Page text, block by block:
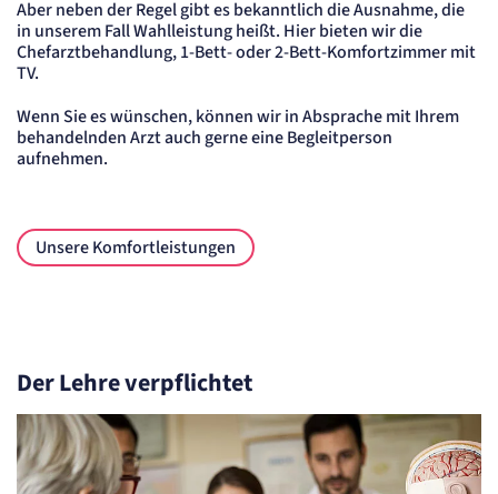
Aber neben der Regel gibt es bekanntlich die Ausnahme, die
in unserem Fall Wahlleistung heißt. Hier bieten wir die
Chefarztbehandlung, 1-Bett- oder 2-Bett-Komfortzimmer mit
TV.
Wenn Sie es wünschen, können wir in Absprache mit Ihrem
behandelnden Arzt auch gerne eine Begleitperson
aufnehmen.
Unsere Komfortleistungen
Der Lehre verpflichtet
Speichert die User-ID. Hierdurch wird fgestgelegt, welche Rufnummer(n) der Nutzer
angezeigt bekommt.
Cookie Laufzeit:
Matelso Telefontracking
Name:
Zweck:
Registriert den initialen Einstiegspunkt des Nutzers auf unserer Webseite.
Name:
Anbieter:
etracker GmbH
Zweck:
Cookie Erkennung